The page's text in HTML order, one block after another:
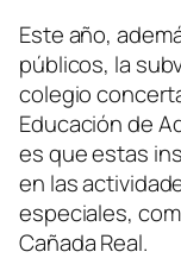
Este año,
públicos, la
colegio
Educación de
es que estas
en las
especiales,
Cañada Real.